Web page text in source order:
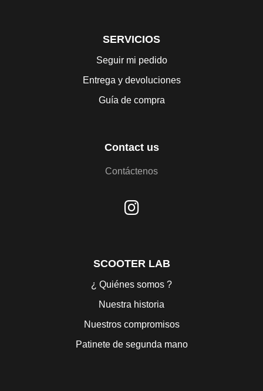
SERVICIOS
Seguir mi pedido
Entrega y devoluciones
Guía de compra
Contact us
Contáctenos
SCOOTER LAB
¿ Quiénes somos ?
Nuestra historia
Nuestros compromisos
Patinete de segunda mano